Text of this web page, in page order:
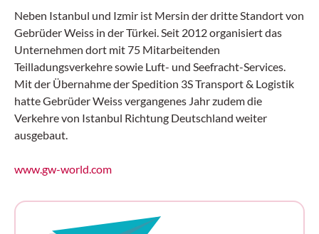
Neben Istanbul und Izmir ist Mersin der dritte Standort von
Gebrüder Weiss in der Türkei. Seit 2012 organisiert das
Unternehmen dort mit 75 Mitarbeitenden
Teilladungsverkehre sowie Luft- und Seefracht-Services.
Mit der Übernahme der Spedition 3S Transport & Logistik
hatte Gebrüder Weiss vergangenes Jahr zudem die
Verkehre von Istanbul Richtung Deutschland weiter
ausgebaut.
www.gw-world.com